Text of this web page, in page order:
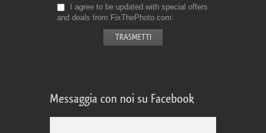
I agree to be updated with special offers
and deals from FixThePhoto.com
Messaggia con noi su Facebook